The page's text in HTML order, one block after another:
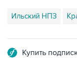
Ильский НПЗ
Купить